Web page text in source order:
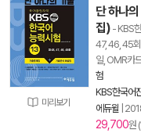
미리보기
단 하나
집) - KBS
47, 46, 45
일, OMR카
험
KBS한국어
에듀윌
29,700원